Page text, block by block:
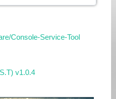
Console-Service-Tool
v1.0.4